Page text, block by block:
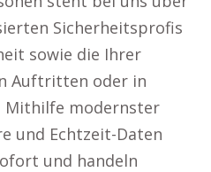
Sicherheitsprofis
sowie die Ihrer
Auftritten oder in
Mithilfe modernster
und Echtzeit-Daten
und handeln